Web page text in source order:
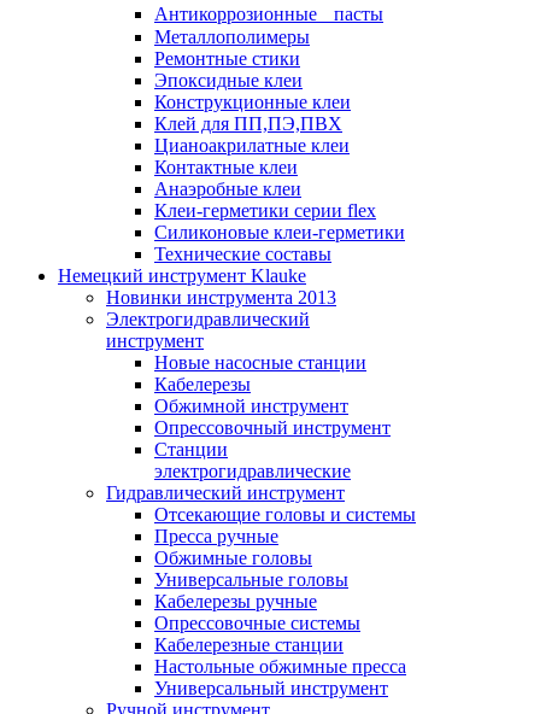
Антикоррозионные пасты
Металлополимеры
Ремонтные стики
Эпоксидные клеи
Конструкционные клеи
Клей для ПП,ПЭ,ПВХ
Цианоакрилатные клеи
Контактные клеи
Анаэробные клеи
Клеи-герметики серии flex
Силиконовые клеи-герметики
Технические составы
Немецкий инструмент Klauke
Новинки инструмента 2013
Электрогидравлический
инструмент
Новые насосные станции
Кабелерезы
Обжимной инструмент
Опрессовочный инструмент
Станции
электрогидравлические
Гидравлический инструмент
Отсекающие головы и системы
Пресса ручные
Обжимные головы
Универсальные головы
Кабелерезы ручные
Опрессовочные системы
Кабелерезные станции
Настольные обжимные пресса
Универсальный инструмент
Ручной инструмент